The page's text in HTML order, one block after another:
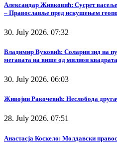
Александар Живковић: Сусрет
– Православље пред искушењем
30. July 2026. 07:32
Владимир Вуковић: Соларни зид на
мегавата на више од милион квадрата
30. July 2026. 06:03
Живојин Ракочевић: Неслобода
28. July 2026. 07:51
Анастасја Коскело: Молдавски